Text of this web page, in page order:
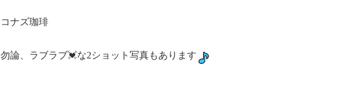
コナズ珈琲
勿論、ラブラブ💓な2ショット写真もあります